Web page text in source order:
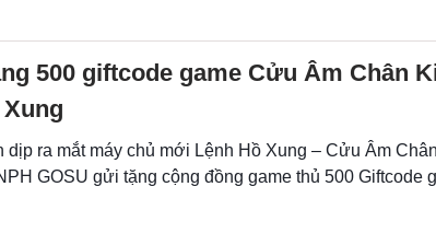
500 giftcode game Cửu Âm Chân
dịp ra mắt máy chủ mới Lệnh Hồ Xung – Cửu Âm
GOSU gửi tặng cộng đồng game thủ 500 Giftcode